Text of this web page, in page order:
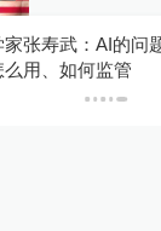
核观察｜
家张寿武：AI的问
么用、如何监管